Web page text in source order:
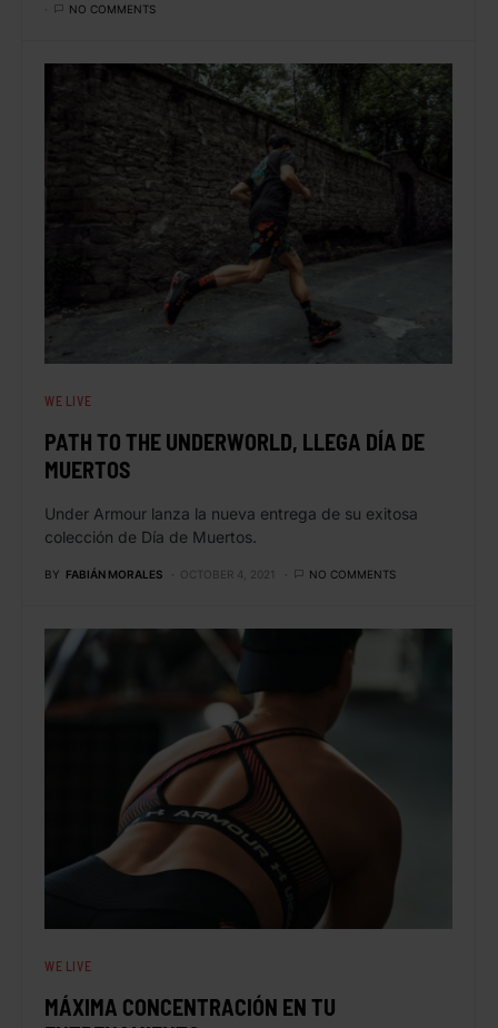
NO COMMENTS
WE LIVE
PATH TO THE UNDERWORLD, LLEGA DÍA DE
MUERTOS
Under Armour lanza la nueva entrega de su exitosa
colección de Día de Muertos.
BY FABIÁN MORALES OCTOBER 4, 2021 NO COMMENTS
WE LIVE
MÁXIMA CONCENTRACIÓN EN TU